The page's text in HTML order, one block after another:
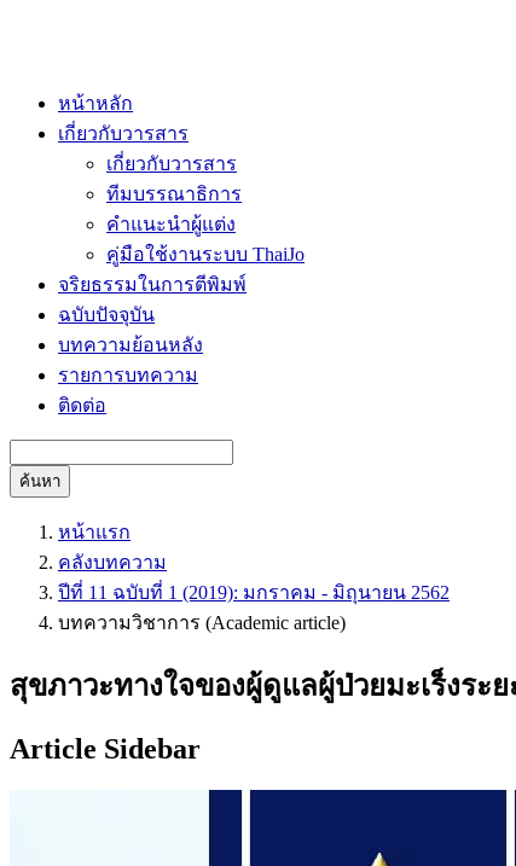
หน้าหลัก
เกี่ยวกับวารสาร
เกี่ยวกับวารสาร
ทีมบรรณาธิการ
คำแนะนำผู้แต่ง
คู่มือใช้งานระบบ ThaiJo
จริยธรรมในการตีพิมพ์
ฉบับปัจจุบัน
บทความย้อนหลัง
รายการบทความ
ติดต่อ
ค้นหา
หน้าแรก
คลังบทความ
ปีที่ 11 ฉบับที่ 1 (2019): มกราคม - มิถุนายน 2562
บทความวิชาการ (Academic article)
สุขภาวะทางใจของผู้ดูแลผู้ป่วยมะเร็งร
Article Sidebar